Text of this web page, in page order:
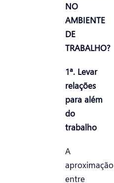
NO
AMBIENTE
DE
TRABALHO?
1ª. Levar
relações
para além
do
trabalho
A
aproximação
entre